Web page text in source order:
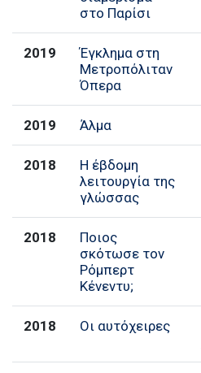
στο Παρίσι
2019
Έγκλημα στη
Μετροπόλιταν
Όπερα
2019 Άλμα
2018
Η έβδομη
λειτουργία της
γλώσσας
2018
Ποιος
σκότωσε τον
Ρόμπερτ
Κένεντυ;
2018 Οι αυτόχειρες